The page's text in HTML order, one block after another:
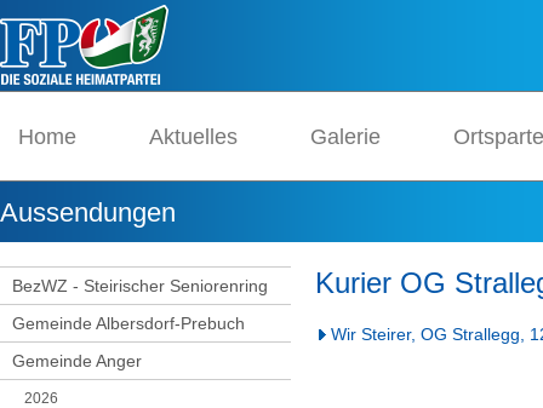
Home Aktuelles Galerie
Aussendungen
BezWZ - Steirischer Seniorenring
Gemeinde Albersdorf-Prebuch
Gemeinde Anger
2026
Kurier OG
Wir Steirer, OG Strallegg,